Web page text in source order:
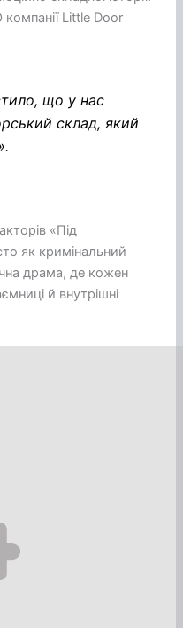
Little Door
що у нас
склад, який
«Під
як кримінальний
драма, де кожен
й внутрішні